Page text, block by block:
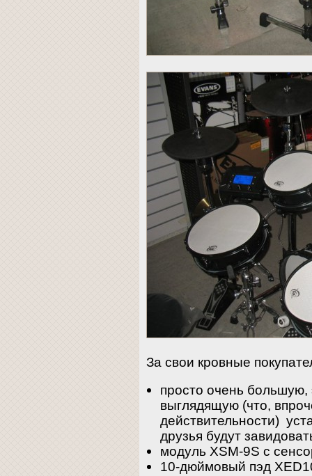
За свои кровные
просто очень
выглядящую (что,
действительности)
друзья будут
модуль XSM-9S с
10-дюймовый пэд